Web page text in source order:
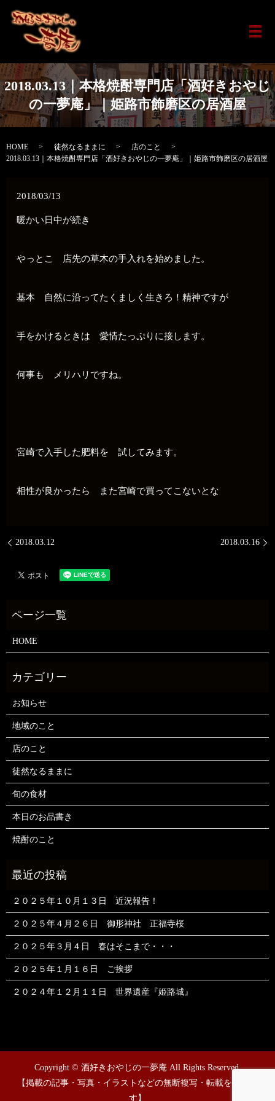
メ
2018.03.13｜本格焼酎専門店「酒好きおやじ
の一夢庵」｜姫路市飾磨区の居酒屋
HOME 徒然なるままに
店のこと
2018.03.13｜本格焼酎専門店「酒好きおやじの一夢庵」｜姫路市飾磨区の居酒屋
2018/03/13
暖かい日中が続き
やっとこ 店先の草木の手入れを始めました。
基本 自然に沿ってたくましく生きろ！精神ですが
手をかけるときは 愛情たっぷりに接します。
何事も メリハリですね。
宮崎で入手した肥料を 試してみます。
相性が良かったら また宮崎で買ってこないとな
2018.03.12 2018.03.16
HOME
お知らせ
地域のこと
店のこと
徒然なるままに
旬の食材
本日のお品書き
焼酎のこと
２０２５年１０月１３日 近況報告！
２０２５年４月２６日 御形神社 正福寺桜
２０２５年３月４日 春はそこまで・・・
２０２５年１月１６日 ご挨拶
２０２４年１２月１１日 世界遺産『姫路城』
Copyright © 酒好きおやじの一夢庵 All Rights Reserved.
【掲載の記事・写真・イラストなどの無断複写・転載を禁じま
す】